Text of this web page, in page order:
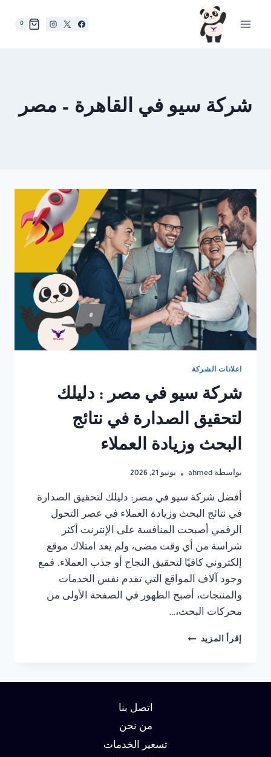
0
شركة سيو في القاهرة – مصر
اعلانات الشركة
شركة سيو في مصر : دليلك
لتحقيق الصدارة في نتائج
البحث وزيادة العملاء
بواسطة ahmed يونيو 21, 2026
أفضل شركة سيو في مصر: دليلك لتحقيق الصدارة
في نتائج البحث وزيادة العملاء في عصر التحول
الرقمي أصبحت المنافسة على الإنترنت أكثر
شراسة من أي وقت مضى، ولم يعد امتلاك موقع
إلكتروني كافيًا لتحقيق النجاح أو جذب العملاء. فمع
وجود آلاف المواقع التي تقدم نفس الخدمات
والمنتجات، أصبح الظهور في الصفحة الأولى من
محركات البحث،…
إقرأ المزيد شركة
اتصل بنا
من نحن
تسعير الخدمات